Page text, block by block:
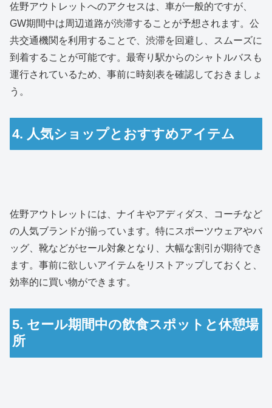
佐野アウトレットへのアクセスは、車が一般的ですが、
GW期間中は周辺道路が渋滞することが予想されます。公
共交通機関を利用することで、渋滞を回避し、スムーズに
到着することが可能です。最寄り駅からのシャトルバスも
運行されているため、事前に時刻表を確認しておきましょ
う。
4. 人気ショップとおすすめアイテム
佐野アウトレットには、ナイキやアディダス、コーチなど
の人気ブランドが揃っています。特にスポーツウェアやバ
ッグ、靴などがセール対象となり、大幅な割引が期待でき
ます。事前に欲しいアイテムをリストアップしておくと、
効率的に買い物ができます。
5. セール期間中の飲食スポットと休憩場
所